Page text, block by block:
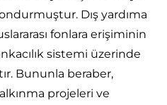
Dış yardıma
fonlara erişiminin
sistemi üzerinde
Bununla beraber,
projeleri ve